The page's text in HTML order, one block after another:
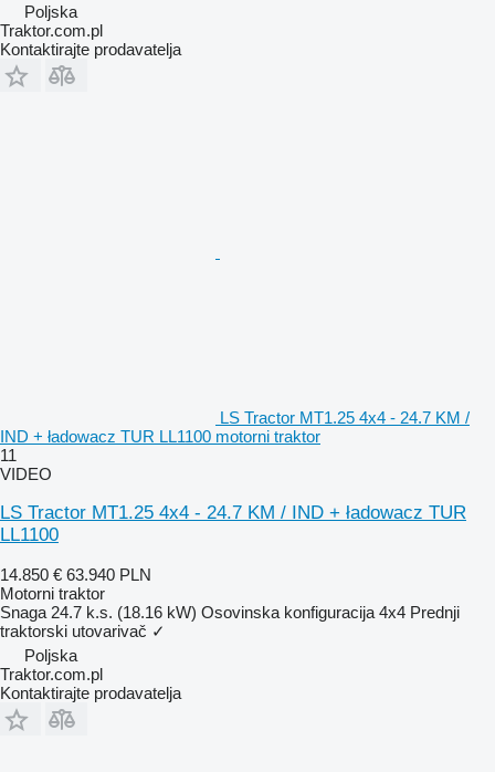
Poljska
Traktor.com.pl
Kontaktirajte prodavatelja
LS Tractor MT1.25 4x4 - 24.7 KM /
IND + ładowacz TUR LL1100 motorni traktor
11
VIDEO
LS Tractor MT1.25 4x4 - 24.7 KM / IND + ładowacz TUR
LL1100
14.850 € 63.940 PLN
Motorni traktor
Snaga 24.7 k.s. (18.16 kW) Osovinska konfiguracija 4x4 Prednji
traktorski utovarivač ✓
Poljska
Traktor.com.pl
Kontaktirajte prodavatelja